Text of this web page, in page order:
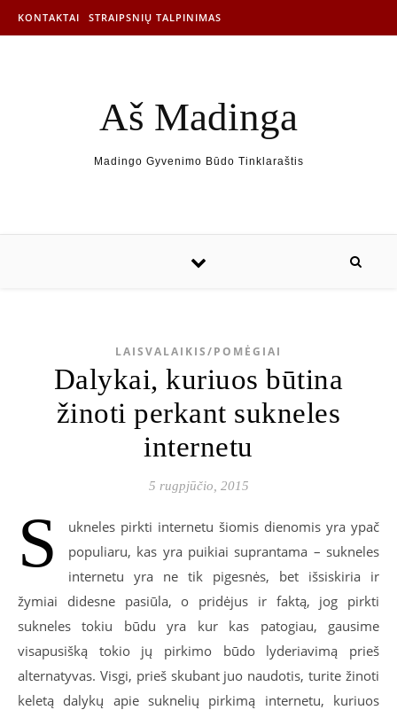
KONTAKTAI STRAIPSNIŲ TALPINIMAS
Aš Madinga
Madingo Gyvenimo Būdo Tinklaraštis
LAISVALAIKIS/POMĖGIAI
Dalykai, kuriuos būtina
žinoti perkant sukneles
internetu
5 rugpjūčio, 2015
S
ukneles pirkti internetu šiomis dienomis yra ypač
populiaru, kas yra puikiai suprantama – sukneles
internetu yra ne tik pigesnės, bet išsiskiria ir
žymiai didesne pasiūla, o pridėjus ir faktą, jog pirkti
sukneles tokiu būdu yra kur kas patogiau, gausime
visapusišką tokio jų pirkimo būdo lyderiavimą prieš
alternatyvas. Visgi, prieš skubant juo naudotis, turite žinoti
keletą dalykų apie suknelių pirkimą internetu, kuriuos